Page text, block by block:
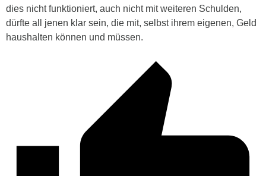
dies nicht funktioniert, auch nicht mit weiteren Schulden,
dürfte all jenen klar sein, die mit, selbst ihrem eigenen, Geld
haushalten können und müssen.